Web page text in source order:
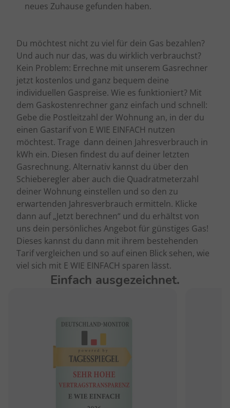
neues Zuhause gefunden haben.
Du möchtest nicht zu viel für dein Gas bezahlen?
Und auch nur das, was du wirklich verbrauchst?
Kein Problem: Errechne mit unserem Gasrechner
jetzt kostenlos und ganz bequem deine
individuellen Gaspreise. Wie es funktioniert? Mit
dem Gaskostenrechner ganz einfach und schnell:
Gebe die Postleitzahl der Wohnung an, in der du
einen Gastarif von E WIE EINFACH nutzen
möchtest. Trage dann deinen Jahresverbrauch in
kWh ein. Diesen findest du auf deiner letzten
Gasrechnung. Alternativ kannst du über den
Schieberegler aber auch die Quadratmeterzahl
deiner Wohnung einstellen und so den zu
erwartenden Jahresverbrauch ermitteln. Klicke
dann auf „Jetzt berechnen“ und du erhältst von
uns dein persönliches Angebot für günstiges Gas!
Dieses kannst du dann mit ihrem bestehenden
Tarif vergleichen und so auf einen Blick sehen, wie
viel sich mit E WIE EINFACH sparen lässt.
Einfach ausgezeichnet.